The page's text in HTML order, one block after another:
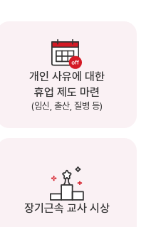
개인 사유에 대한
휴업 제도 마련
(임신, 출산, 질병 등)
장기근속 교사 시상